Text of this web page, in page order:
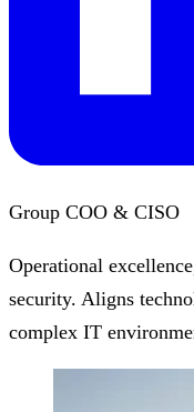
Group COO & CISO
Operational
security. Aligns
complex IT